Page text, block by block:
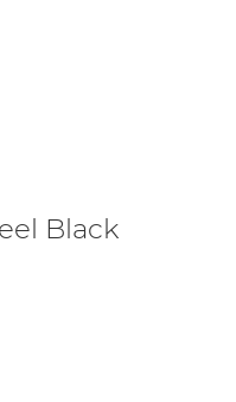
Black